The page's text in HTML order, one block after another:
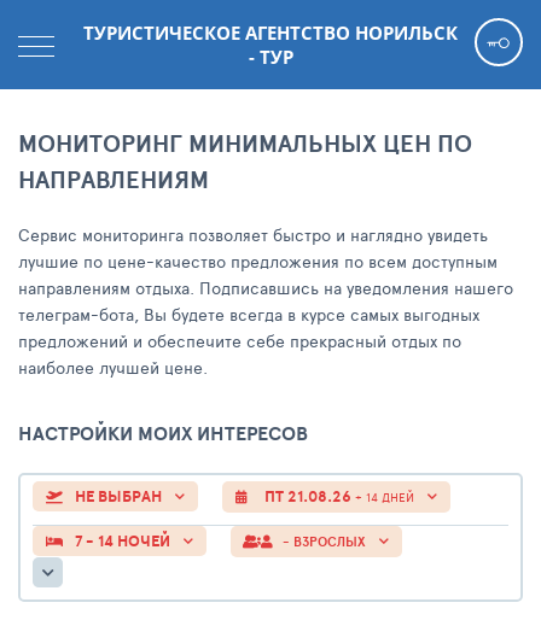
ТУРИСТИЧЕСКОЕ АГЕНТСТВО НОРИЛЬСК
- ТУР
МОНИТОРИНГ МИНИМАЛЬНЫХ ЦЕН ПО
НАПРАВЛЕНИЯМ
Сервис мониторинга позволяет быстро и наглядно увидеть
лучшие по цене-качество предложения по всем доступным
направлениям отдыха. Подписавшись на уведомления нашего
телеграм-бота, Вы будете всегда в курсе самых выгодных
предложений и обеспечите себе прекрасный отдых по
наиболее лучшей цене.
НАСТРОЙКИ МОИХ ИНТЕРЕСОВ
НЕ ВЫБРАН ПТ 21.08.26 + 14 ДНЕЙ
7 - 14 НОЧЕЙ - ВЗРОСЛЫХ